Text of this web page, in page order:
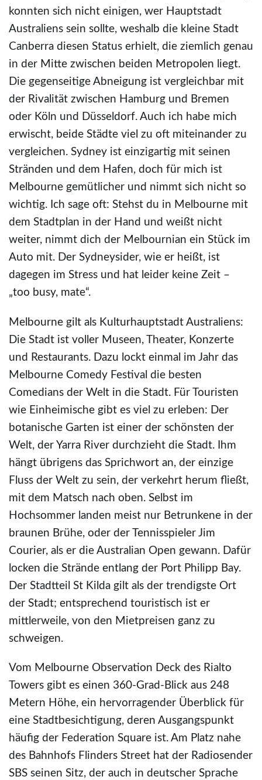
konnten sich nicht einigen, wer Hauptstadt
Australiens sein sollte, weshalb die kleine Stadt
Canberra diesen Status erhielt, die ziemlich genau
in der Mitte zwischen beiden Metropolen liegt.
Die gegenseitige Abneigung ist vergleichbar mit
der Rivalität zwischen Hamburg und Bremen
oder Köln und Düsseldorf. Auch ich habe mich
erwischt, beide Städte viel zu oft miteinander zu
vergleichen. Sydney ist einzigartig mit seinen
Stränden und dem Hafen, doch für mich ist
Melbourne gemütlicher und nimmt sich nicht so
wichtig. Ich sage oft: Stehst du in Melbourne mit
dem Stadtplan in der Hand und weißt nicht
weiter, nimmt dich der Melbournian ein Stück im
Auto mit. Der Sydneysider, wie er heißt, ist
dagegen im Stress und hat leider keine Zeit –
„too busy, mate“.
Melbourne gilt als Kulturhauptstadt Australiens:
Die Stadt ist voller Museen, Theater, Konzerte
und Restaurants. Dazu lockt einmal im Jahr das
Melbourne Comedy Festival die besten
Comedians der Welt in die Stadt. Für Touristen
wie Einheimische gibt es viel zu erleben: Der
botanische Garten ist einer der schönsten der
Welt, der Yarra River durchzieht die Stadt. Ihm
hängt übrigens das Sprichwort an, der einzige
Fluss der Welt zu sein, der verkehrt herum fließt,
mit dem Matsch nach oben. Selbst im
Hochsommer landen meist nur Betrunkene in der
braunen Brühe, oder der Tennisspieler Jim
Courier, als er die Australian Open gewann. Dafür
locken die Strände entlang der Port Philipp Bay.
Der Stadtteil St Kilda gilt als der trendigste Ort
der Stadt; entsprechend touristisch ist er
mittlerweile, von den Mietpreisen ganz zu
schweigen.
Vom Melbourne Observation Deck des Rialto
Towers gibt es einen 360-Grad-Blick aus 248
Metern Höhe, ein hervorragender Überblick für
eine Stadtbesichtigung, deren Ausgangspunkt
häufig der Federation Square ist. Am Platz nahe
des Bahnhofs Flinders Street hat der Radiosender
SBS seinen Sitz, der auch in deutscher Sprache